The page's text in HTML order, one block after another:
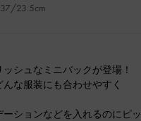
23.5cm
シュなミニバックが登場！
な服装にも合わせやすく
ションなどを入れるのにピッ